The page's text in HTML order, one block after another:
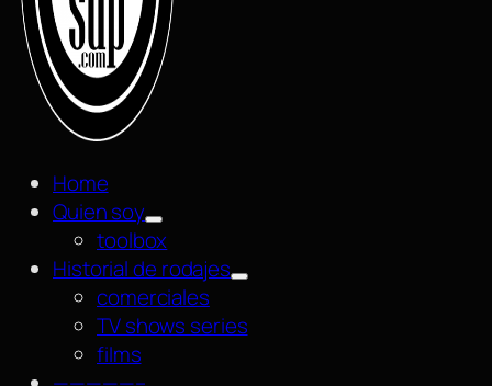
Home
Quien soy
toolbox
Historial de rodajes
comerciales
TV shows series
films